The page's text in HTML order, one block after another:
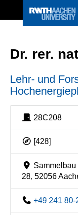
Dr. rer.
Lehr- und
28C208
[428]
Sammelbau
28, 52056
+49 241 80-